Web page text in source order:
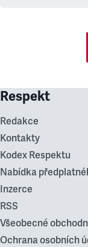
Respekt
Redakce
Kontakty
Kodex Respektu
Nabídka
Inzerce
RSS
Všeobecné
Ochrana osobních